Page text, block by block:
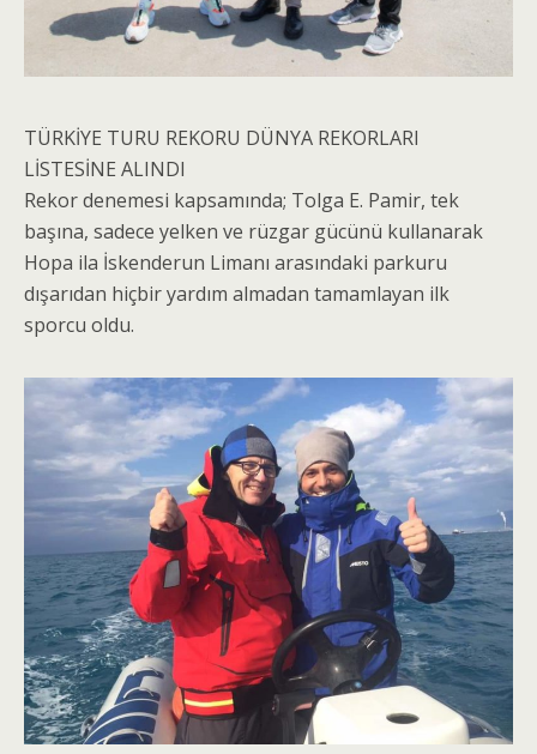
TÜRKİYE TURU REKORU DÜNYA REKORLARI
LİSTESİNE ALINDI
Rekor denemesi kapsamında; Tolga E. Pamir, tek
başına, sadece yelken ve rüzgar gücünü kullanarak
Hopa ila İskenderun Limanı arasındaki parkuru
dışarıdan hiçbir yardım almadan tamamlayan ilk
sporcu oldu.